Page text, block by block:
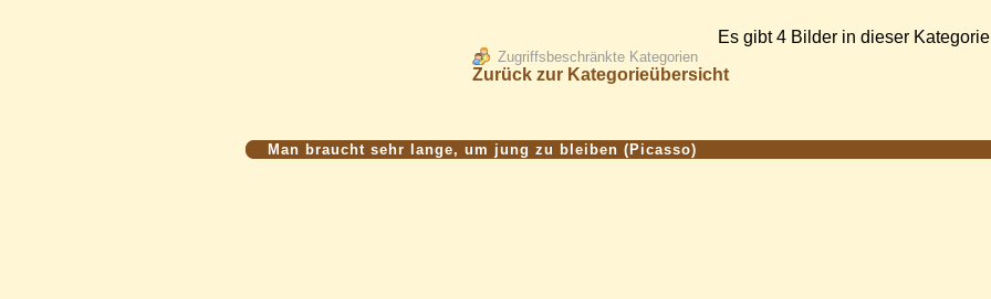
Es gibt 4 Bilder in dieser Kategorie
Zugriffsbeschränkte Kategorien
Zurück zur Kategorieübersicht
Man braucht sehr lange, um jung zu bleiben (Picasso)